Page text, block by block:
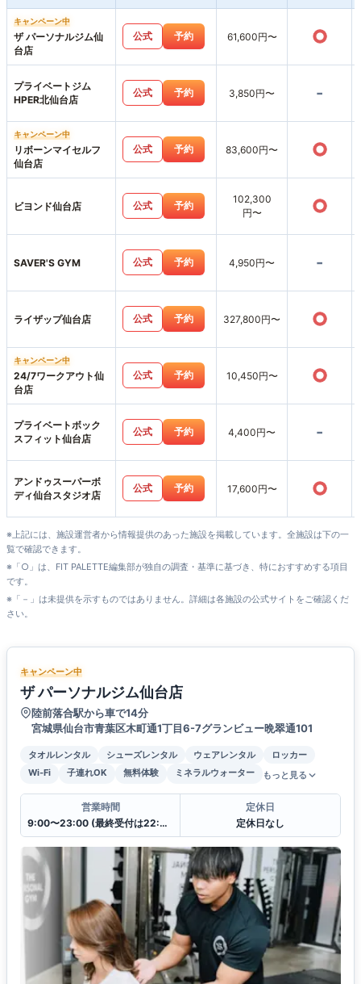
キャンペーン中
ザ パーソナルジム仙
台店
公式 予約 61,600円〜 ○
プライベートジム
HPER北仙台店
公式 予約 3,850円〜 -
キャンペーン中
リボーンマイセルフ
仙台店
公式 予約 83,600円〜 ○
ビヨンド仙台店 公式 予約
102,300
円〜
○
SAVER'S GYM 公式 予約 4,950円〜 -
ライザップ仙台店 公式 予約 327,800円〜 ○
キャンペーン中
24/7ワークアウト仙
台店
公式 予約 10,450円〜 ○
プライベートボック
スフィット仙台店
公式 予約 4,400円〜 -
アンドゥスーパーボ
ディ仙台スタジオ店
公式 予約 17,600円〜 ○
※上記には、施設運営者から情報提供のあった施設を掲載しています。全施設は下の一
覧で確認できます。
※「○」は、FIT PALETTE編集部が独自の調査・基準に基づき、特におすすめする項目
です。
※「－」は未提供を示すものではありません。詳細は各施設の公式サイトをご確認くだ
さい。
キャンペーン中
ザ パーソナルジム仙台店
陸前落合駅から車で14分
宮城県仙台市青葉区木町通1丁目6-7グランビュー晩翠通101
タオルレンタル シューズレンタル ウェアレンタル
ロッカー
Wi-Fi
子連れOK 無料体験 ミネラルウォーター もっと見る
営業時間
9:00〜23:00 (最終受付は22:00)
定休日
定休日なし